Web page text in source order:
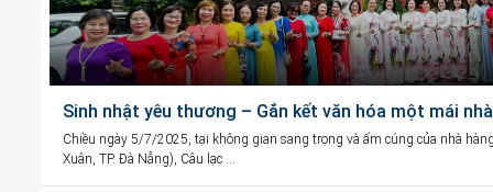
Sinh nhật yêu thương – Gắn kết văn hóa một mái nhà
Chiều ngày 5/7/2025, tại không gian sang trọng và ấm cúng của nhà
Xuân, TP. Đà Nẵng), Câu lạc …